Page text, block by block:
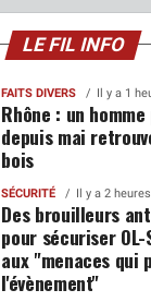
LE FIL INFO
FAITS DIVERS Il y a 1
Rhône : un
depuis mai
bois
SÉCURITÉ Il y a 2 heures
Des brouilleurs
pour sécuriser
aux "menaces qui
l'évènement"